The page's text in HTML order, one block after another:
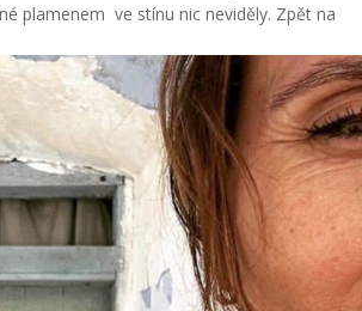
plamenem ve stínu nic neviděly. Zpět na